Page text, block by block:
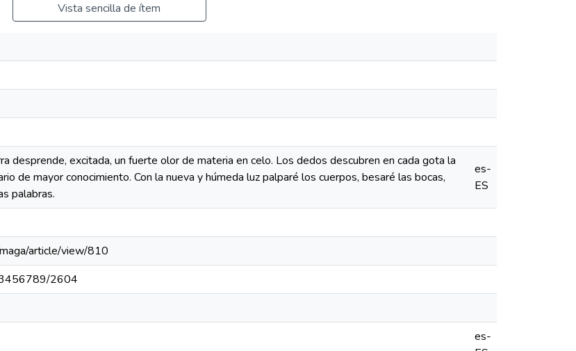
Vista sencilla de ítem
desprende, excitada, un fuerte olor de materia en celo. Los dedos descubren en cada gota la
de mayor conocimiento. Con la nueva y húmeda luz palparé los cuerpos, besaré las bocas,
palabras.
es-
ES
article/view/810
2604
es-